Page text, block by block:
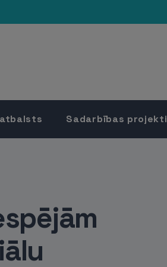
Sadarbības projekti